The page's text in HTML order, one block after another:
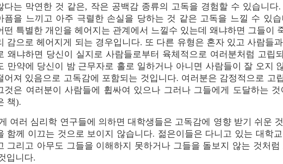
다는 막연한 것 같은, 작은 공백감 종류의 고독을 경험할 수 있습니다
픔을 느끼고 아주 극렬한 손실을 당하는 것 같은 고독을 느낄 수 있
떤 특별한 개인을 헤어지는 관계에서 느낄수 있는데 왜냐하면 그들이
감으로 헤어지게 되는 경우입니다. 또 다른 유형은 혼자 있고 사람들
왜냐하면 당신이 실지로 사람들로부터 육체적으로 여러분처럼 고립
만약에 당신이 밤 근무자로 홀로 일하거나 아니면 사람들이 잘 오지
어져 있음으로 고독감에 포함되는 것입니다. 여러분은 감정적으로 고
것은 여러분이 사람들에 휩싸여 있으나 그러나 그들에게 도달하는
책).
여러 심리학 연구들에 의하면 대학생들은 고독감에 영향 받기 쉬운
함께 이끄는 것으로 보이지 않습니다. 젊은이들은 다니고 있는 대학
그리고 아무도 그들을 이해하지 못하거나 그들을 돌보지 않는 것처
입니다.